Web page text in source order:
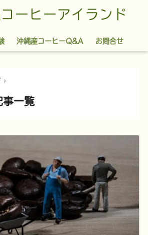
ーヒーアイランド
沖縄産コーヒーQ&A お問合せ
事一覧